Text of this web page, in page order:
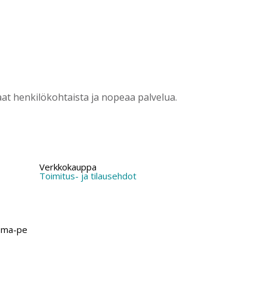
henkilökohtaista ja nopeaa palvelua.
pe
Verkkokauppa
Toimitus- ja tilausehdot